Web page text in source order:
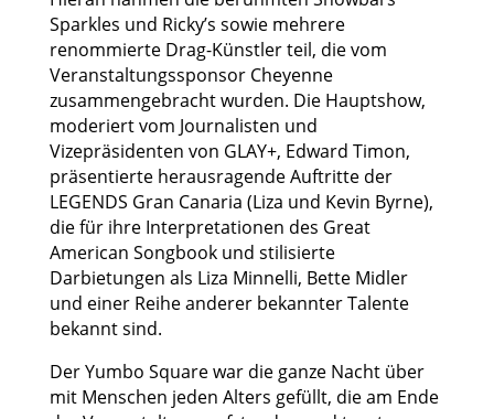
Sparkles und Ricky’s sowie mehrere
renommierte Drag-Künstler teil, die vom
Veranstaltungssponsor Cheyenne
zusammengebracht wurden. Die Hauptshow,
moderiert vom Journalisten und
Vizepräsidenten von GLAY+, Edward Timon,
präsentierte herausragende Auftritte der
LEGENDS Gran Canaria (Liza und Kevin Byrne),
die für ihre Interpretationen des Great
American Songbook und stilisierte
Darbietungen als Liza Minnelli, Bette Midler
und einer Reihe anderer bekannter Talente
bekannt sind.
Der Yumbo Square war die ganze Nacht über
mit Menschen jeden Alters gefüllt, die am Ende